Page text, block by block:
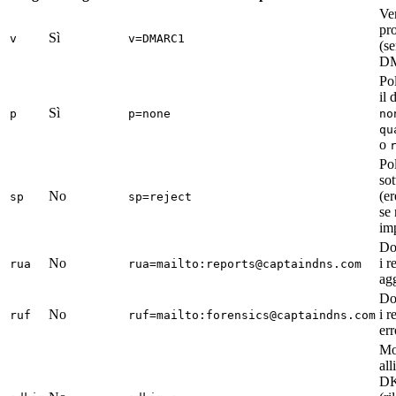
v Sì v=DMARC1
p Sì p=none
il
o
sp No sp=reject
se
rua No rua=mailto:reports@captaindns.com
i
ruf No ruf=mailto:forensics@captaindns.com i